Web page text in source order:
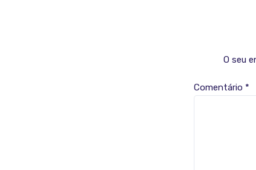
O seu
Comentário *